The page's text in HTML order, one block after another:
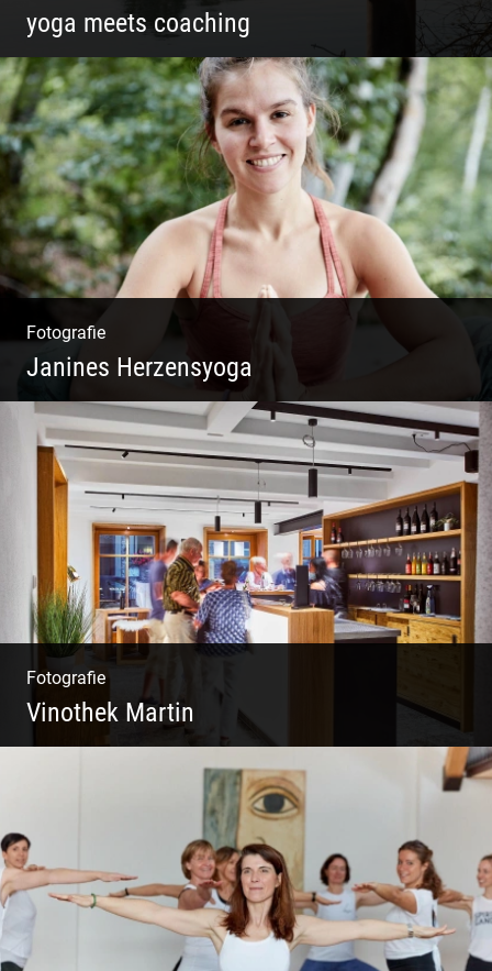
yoga meets coaching
Sonnengruß Katharina Kirchner
Fotografie
Janines Herzensyoga
Spontanes Yoga-Shooting
Fotografie
Vinothek Martin
Shooting Vinothek und Ferienwohnung